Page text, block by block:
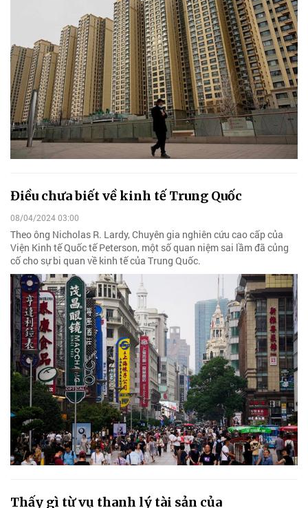
Điều chưa biết về kinh tế Trung Quốc
08/04/2024 03:00
Theo ông Nicholas R. Lardy, Chuyên gia nghiên cứu cao cấp của
Viện Kinh tế Quốc tế Peterson, một số quan niệm sai lầm đã củng
cố cho sự bi quan về kinh tế của Trung Quốc.
Thấy gì từ vụ thanh lý tài sản của